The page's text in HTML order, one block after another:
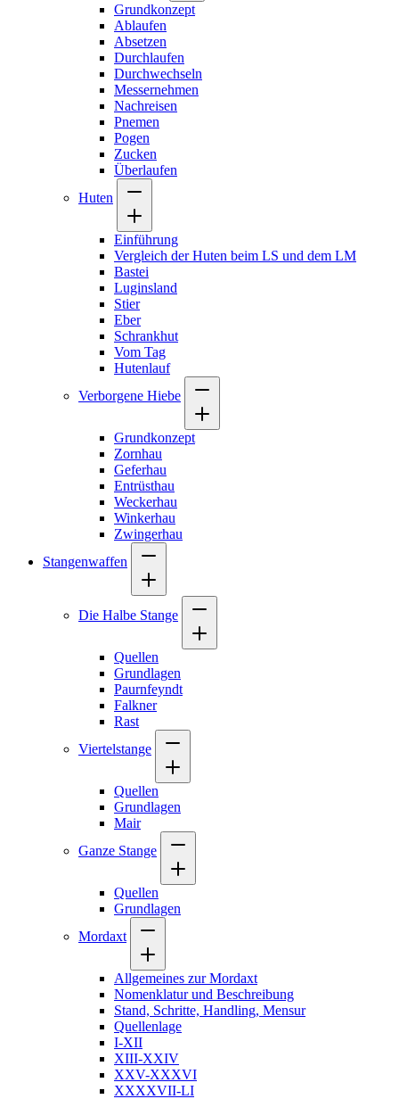
Grundkonzept
Ablaufen
Absetzen
Durchlaufen
Durchwechseln
Messernehmen
Nachreisen
Pnemen
Pogen
Zucken
Überlaufen
Huten
Einführung
Vergleich der Huten beim LS und dem LM
Bastei
Luginsland
Stier
Eber
Schrankhut
Vom Tag
Hutenlauf
Verborgene Hiebe
Grundkonzept
Zornhau
Geferhau
Entrüsthau
Weckerhau
Winkerhau
Zwingerhau
Stangenwaffen
Die Halbe Stange
Quellen
Grundlagen
Paurnfeyndt
Falkner
Rast
Viertelstange
Quellen
Grundlagen
Mair
Ganze Stange
Quellen
Grundlagen
Mordaxt
Allgemeines zur Mordaxt
Nomenklatur und Beschreibung
Stand, Schritte, Handling, Mensur
Quellenlage
I-XII
XIII-XXIV
XXV-XXXVI
XXXXVII-LI